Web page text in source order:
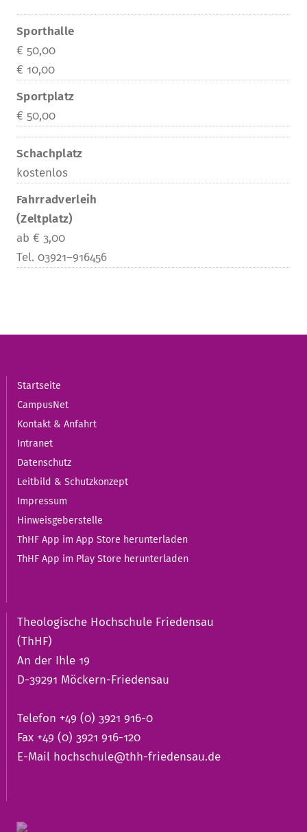
Sporthalle
€ 50,00
€ 10,00
Sportplatz
€ 50,00
Schachplatz
kostenlos
Fahrradverleih
(Zeltplatz)
ab € 3,00
Tel. 03921–916456
Startseite
CampusNet
Kontakt & Anfahrt
Intranet
Datenschutz
Leitbild & Schutzkonzept
Impressum
Hinweisgeberstelle
ThHF App im App Store herunterladen
ThHF App im Play Store herunterladen
Theologische Hochschule Friedensau
(ThHF)
An der Ihle 19
D-39291 Möckern-Friedensau
Telefon +49 (0) 3921 916-0
Fax +49 (0) 3921 916-120
E-Mail hochschule@thh-friedensau.de